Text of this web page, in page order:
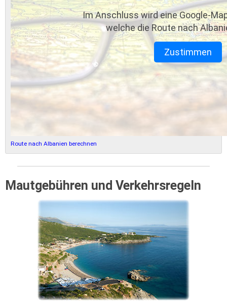
Im Anschluss wird eine Google-
welche die Route nach
Zustimmen
Route nach Albanien berechnen
Mautgebühren und Verkehrsregeln